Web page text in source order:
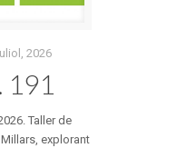
2026
191
Taller de
explorant